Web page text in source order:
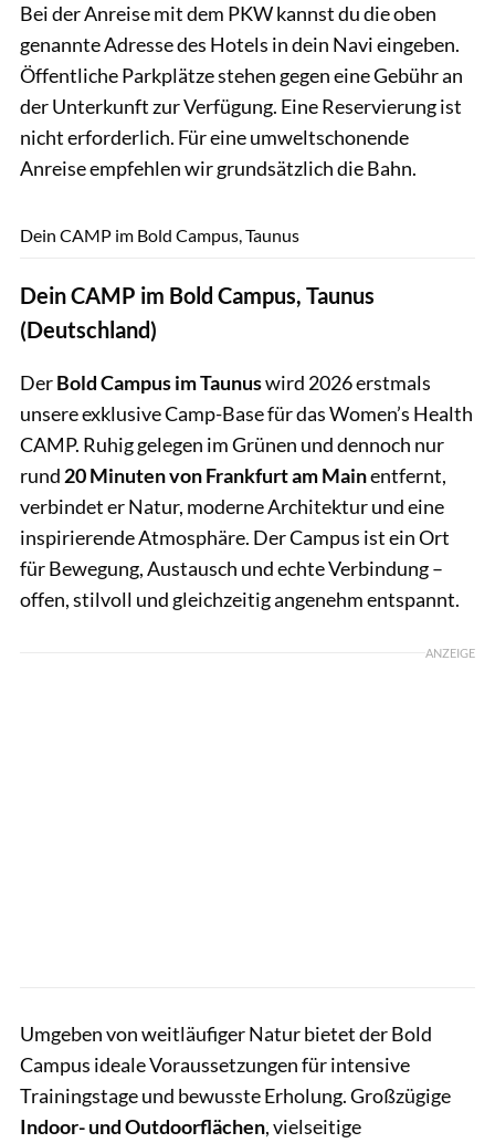
Bei der Anreise mit dem PKW kannst du die oben
genannte Adresse des Hotels in dein Navi eingeben.
Öffentliche Parkplätze stehen gegen eine Gebühr an
der Unterkunft zur Verfügung. Eine Reservierung ist
nicht erforderlich. Für eine umweltschonende
Anreise empfehlen wir grundsätzlich die Bahn.
Dein CAMP im Bold Campus, Taunus
Dein CAMP im Bold Campus, Taunus
(Deutschland)
DerBold Campus im Taunuswird 2026 erstmals
unsere exklusive Camp-Base für das Women’s Health
CAMP. Ruhig gelegen im Grünen und dennoch nur
rund 20 Minuten von Frankfurt am Mainentfernt,
verbindet er Natur, moderne Architektur und eine
inspirierende Atmosphäre. Der Campus ist ein Ort
für Bewegung, Austausch und echte Verbindung –
offen, stilvoll und gleichzeitig angenehm entspannt.
ANZEIGE
Umgeben von weitläufiger Natur bietet der Bold
Campus ideale Voraussetzungen für intensive
Trainingstage und bewusste Erholung. Großzügige
Indoor- und Outdoorflächen, vielseitige